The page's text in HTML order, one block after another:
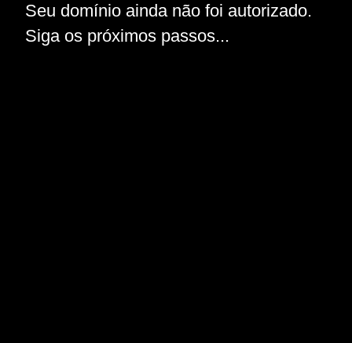
Seu domínio ainda não foi autorizado.
Siga os próximos passos...